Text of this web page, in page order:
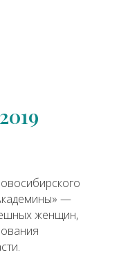
—
женщин,